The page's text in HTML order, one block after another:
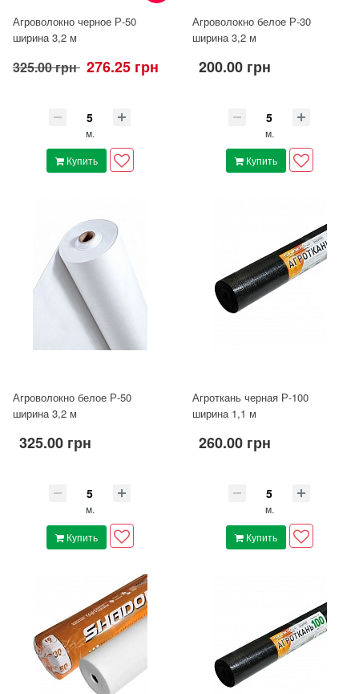
Агроволокно черное Р-50
ширина 3,2 м
325.00 грн 276.25 грн
м.
Купить
Агроволокно белое Р-30
ширина 3,2 м
200.00 грн
м.
Купить
Агроволокно белое Р-50
ширина 3,2 м
325.00 грн
м.
Купить
Агроткань черная Р-100
ширина 1,1 м
260.00 грн
м.
Купить